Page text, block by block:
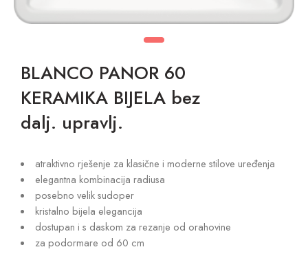
BLANCO PANOR 60
KERAMIKA BIJELA bez
dalj. upravlj.
atraktivno rješenje za klasične i moderne stilove uređenja
elegantna kombinacija radiusa
posebno velik sudoper
kristalno bijela elegancija
dostupan i s daskom za rezanje od orahovine
za podormare od 60 cm